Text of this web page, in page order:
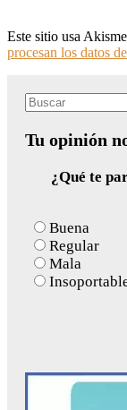
Este sitio usa
procesan los datos
Search
Tu opinión
¿Qué te
Buena
Regular
Mala